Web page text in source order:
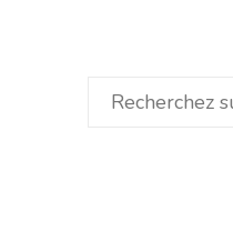
Rechercher